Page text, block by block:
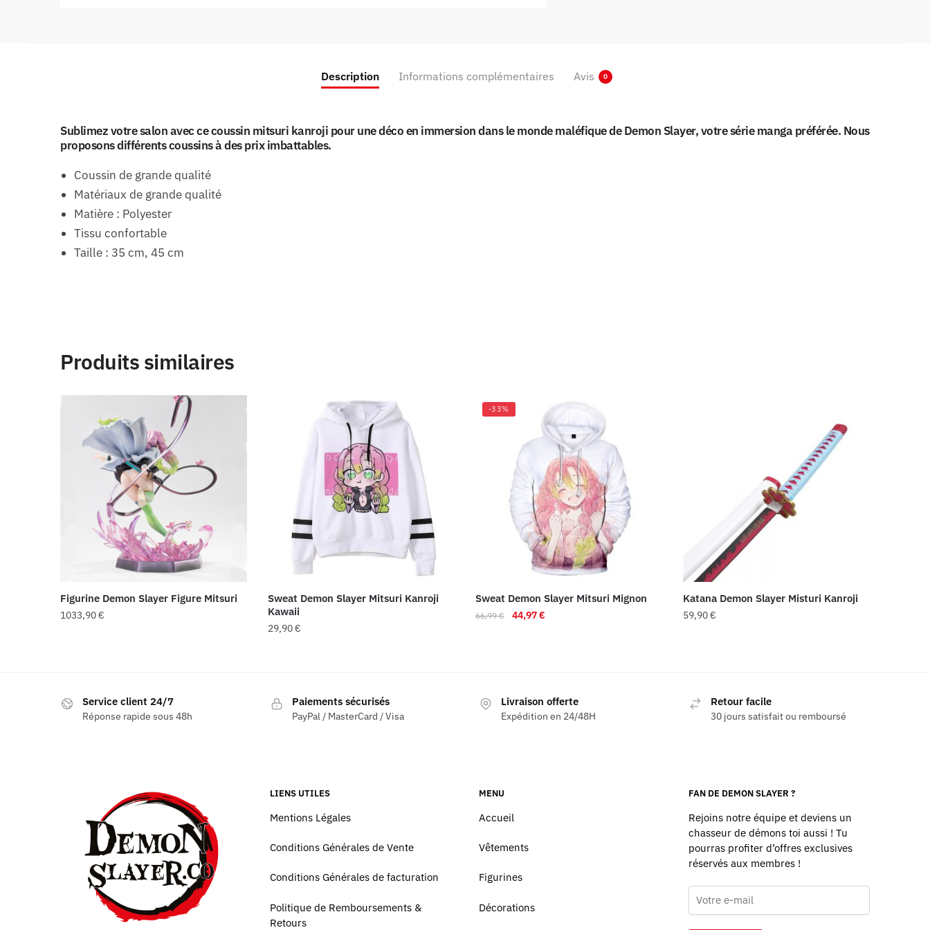
Description Informations complémentaires Avis 0
Sublimez votre salon avec ce coussin mitsuri kanroji pour une déco en immersion dans le monde maléfique de Demon Slayer, votre série manga préférée. Nous
proposons différents coussins à des prix imbattables.
Coussin de grande qualité
Matériaux de grande qualité
Matière : Polyester
Tissu confortable
Taille : 35 cm, 45 cm
Produits similaires
Figurine Demon Slayer Figure Mitsuri
1033,90€
Sweat Demon Slayer Mitsuri Kanroji
Kawaii
29,90€
plusieurs
variations.
être
sur
la
du
-33%
Sweat Demon Slayer Mitsuri Mignon
66,99€
Le
44,97€Le
variations.
choisies
sur
page
produit
Katana Demon Slayer Misturi Kanroji
59,90€
Service client 24/7
Réponse rapide sous 48h
Paiements sécurisés
PayPal / MasterCard / Visa
Livraison offerte
Expédition en 24/48H
Retour facile
30 jours satisfait ou remboursé
LIENS UTILES
Mentions Légales
Conditions Générales de Vente
Conditions Générales de facturation
Politique de Remboursements &
Retours
MENU
Accueil
Vêtements
Figurines
Décorations
FAN DE DEMON SLAYER ?
Rejoins notre équipe et deviens un
chasseur de démons toi aussi ! Tu
pourras profiter d’offres exclusives
réservés aux membres !